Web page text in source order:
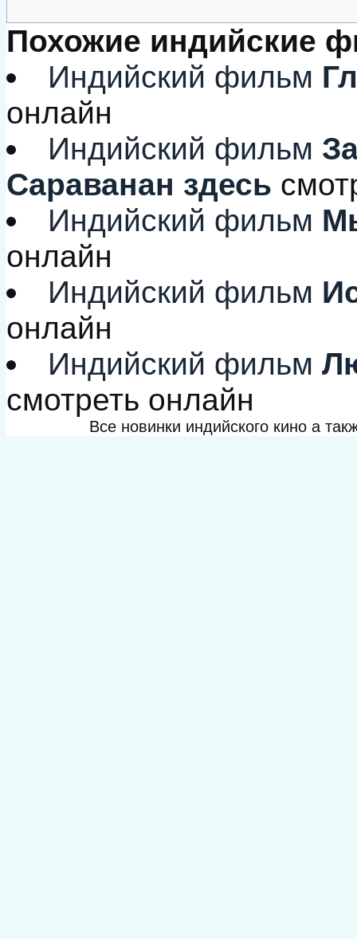
Похожие индийские
Индийский фильм
онлайн
Индийский фильм
Сараванан здесь
Индийский фильм
онлайн
Индийский фильм
онлайн
Индийский фильм
смотреть онлайн
Все новинки индийского кино а